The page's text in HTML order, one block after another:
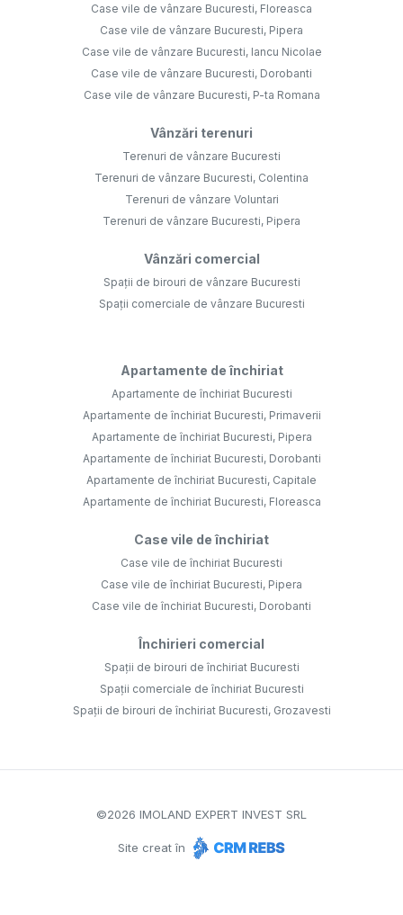
Case vile de vânzare Bucuresti, Floreasca
Case vile de vânzare Bucuresti, Pipera
Case vile de vânzare Bucuresti, Iancu Nicolae
Case vile de vânzare Bucuresti, Dorobanti
Case vile de vânzare Bucuresti, P-ta Romana
Vânzări terenuri
Terenuri de vânzare Bucuresti
Terenuri de vânzare Bucuresti, Colentina
Terenuri de vânzare Voluntari
Terenuri de vânzare Bucuresti, Pipera
Vânzări comercial
Spații de birouri de vânzare Bucuresti
Spații comerciale de vânzare Bucuresti
Apartamente de închiriat
Apartamente de închiriat Bucuresti
Apartamente de închiriat Bucuresti, Primaverii
Apartamente de închiriat Bucuresti, Pipera
Apartamente de închiriat Bucuresti, Dorobanti
Apartamente de închiriat Bucuresti, Capitale
Apartamente de închiriat Bucuresti, Floreasca
Case vile de închiriat
Case vile de închiriat Bucuresti
Case vile de închiriat Bucuresti, Pipera
Case vile de închiriat Bucuresti, Dorobanti
Închirieri comercial
Spații de birouri de închiriat Bucuresti
Spații comerciale de închiriat Bucuresti
Spații de birouri de închiriat Bucuresti, Grozavesti
©2026 IMOLAND EXPERT INVEST SRL
Site creat în